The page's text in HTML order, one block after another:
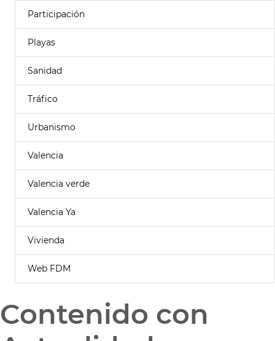
Participación
Playas
Sanidad
Tráfico
Urbanismo
Valencia
Valencia verde
Valencia Ya
Vivienda
Web FDM
Contenido con